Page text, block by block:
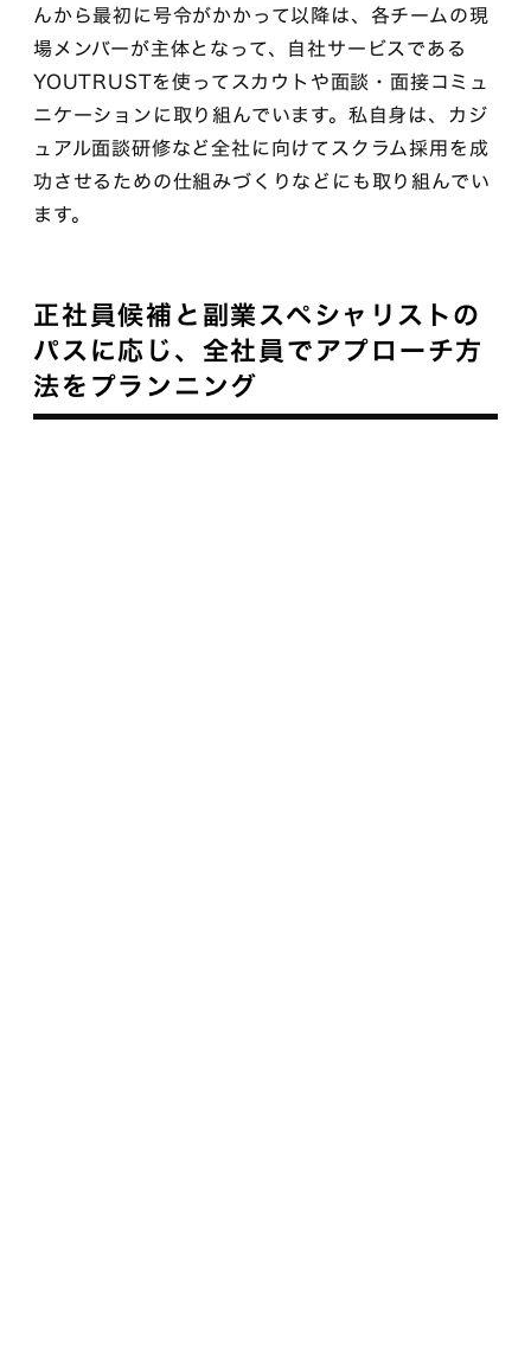
んから最初に号令がかかって以降は、各チームの現
場メンバーが主体となって、自社サービスである
YOUTRUSTを使ってスカウトや面談・面接コミュ
ニケーションに取り組んでいます。私自身は、カジ
ュアル面談研修など全社に向けてスクラム採用を成
功させるための仕組みづくりなどにも取り組んでい
ます。
正社員候補と副業スペシャリストの
パスに応じ、全社員でアプローチ方
法をプランニング